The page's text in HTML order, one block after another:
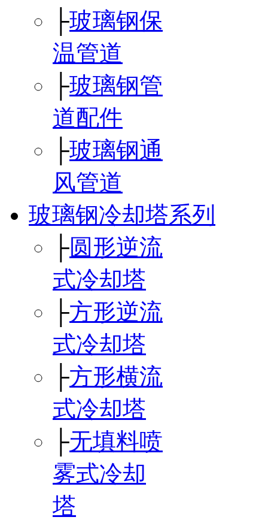
├玻璃钢保
温管道
├玻璃钢管
道配件
├玻璃钢通
风管道
玻璃钢冷却塔系列
├圆形逆流
式冷却塔
├方形逆流
式冷却塔
├方形横流
式冷却塔
├无填料喷
雾式冷却
塔